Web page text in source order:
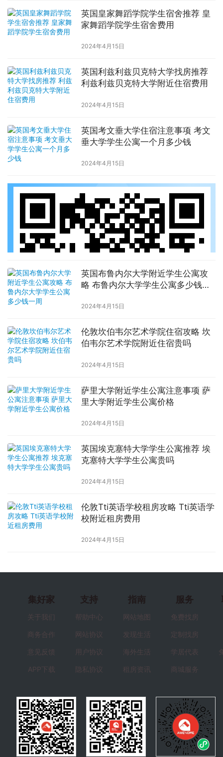
英国皇家舞蹈学院学生宿舍推荐 皇
家舞蹈学院学生宿舍费用
2024年4月15日
英国利兹利兹贝克特大学找房推荐
利兹利兹贝克特大学附近住宿费用
2024年4月15日
英国考文垂大学住宿注意事项 考文
垂大学学生公寓一个月多少钱
2024年4月15日
英国布鲁内尔大学附近学生公寓攻
略 布鲁内尔大学学生公寓多少钱一
2024年4月15日
伦敦坎伯韦尔艺术学院住宿攻略 坎
伯韦尔艺术学院附近住宿贵吗
2024年4月15日
萨里大学附近学生公寓注意事项 萨
里大学附近学生公寓价格
2024年4月15日
英国埃克塞特大学学生公寓推荐 埃
克塞特大学学生公寓贵吗
2024年4月15日
伦敦Tti英语学校租房攻略 Tti英语学
校附近租房费用
2024年4月15日
集好家
关于我们
商务合作
意见反馈
APP下载
支持
帮助中心
网站协议
用户协议
隐私协议
指南
网站地图
发现生活
海外生活
租房资讯
服务
免费找房
定制找房
学居代表
商城服务